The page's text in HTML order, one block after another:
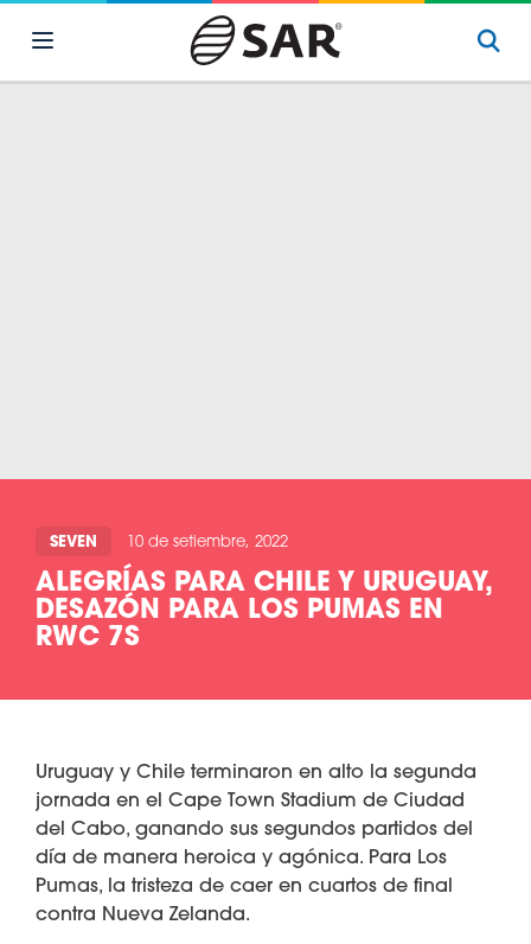
SEVEN 10 de setiembre, 2022
ALEGRÍAS PARA CHILE Y URUGUAY,
DESAZÓN PARA LOS PUMAS EN
RWC 7S
Uruguay y Chile terminaron en alto la segunda
jornada en el Cape Town Stadium de Ciudad
del Cabo, ganando sus segundos partidos del
día de manera heroica y agónica. Para Los
Pumas, la tristeza de caer en cuartos de final
contra Nueva Zelanda.